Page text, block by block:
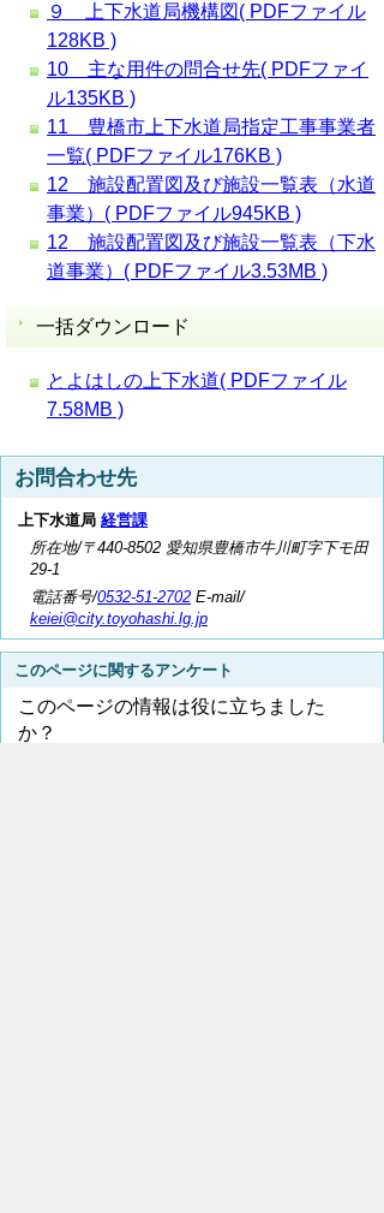
９ 上下水道局機構図( PDFファイル
128KB )
10 主な用件の問合せ先( PDFファイ
ル135KB )
11 豊橋市上下水道局指定工事事業者
一覧( PDFファイル176KB )
12 施設配置図及び施設一覧表（水道
事業）( PDFファイル945KB )
12 施設配置図及び施設一覧表（下水
道事業）( PDFファイル3.53MB )
一括ダウンロード
とよはしの上下水道( PDFファイル
7.58MB )
お問合わせ先
上下水道局 経営課
所在地/〒440-8502 愛知県豊橋市牛川町字下モ田
29-1
電話番号/0532-51-2702 E-mail/
keiei@city.toyohashi.lg.jp
このページに関するアンケート
このページの情報は役に立ちました
か？